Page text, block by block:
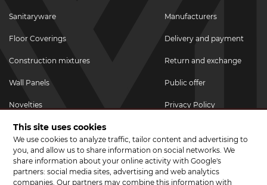
Sanitaryware
Floor Coverings
Construction mixtures
Wall Panels
Novelties
Promotional goods
Promotions & Discounts
Manufacturers
Delivery and payment
Return and exchange
Public offer
Privacy Policy
JOIN US ON SOCIAL NETWORKS
This site uses cookies
We use cookies to analyze traffic, tailor content and advertising to
you, and allow us to share information on social networks. We
share information about your online activity with Google's
partners: social media sites, advertising and web analytics
companies. Our partners may combine this information with